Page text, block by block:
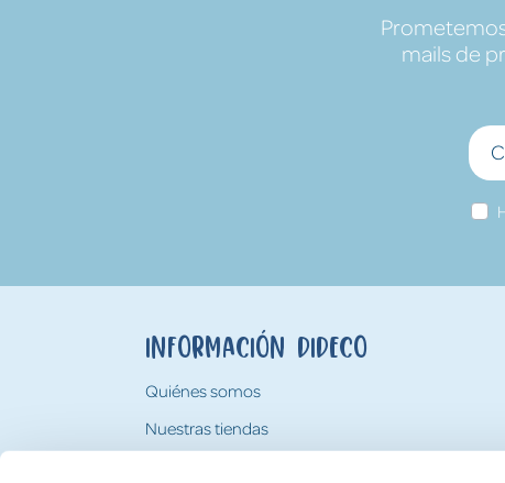
mails de
Información Dideco
Quiénes somos
Nuestras tiendas